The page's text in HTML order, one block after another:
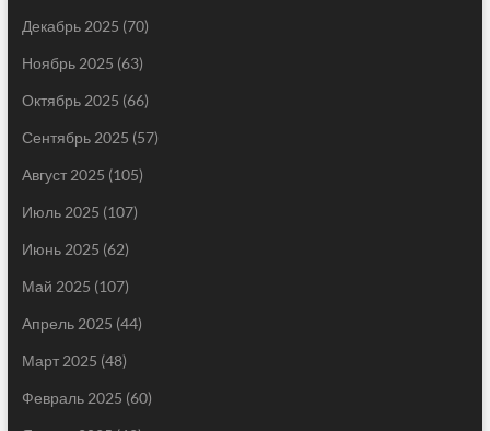
Декабрь 2025 (70)
Ноябрь 2025 (63)
Октябрь 2025 (66)
Сентябрь 2025 (57)
Август 2025 (105)
Июль 2025 (107)
Июнь 2025 (62)
Май 2025 (107)
Апрель 2025 (44)
Март 2025 (48)
Февраль 2025 (60)